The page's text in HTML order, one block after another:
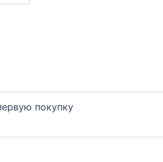
покупку